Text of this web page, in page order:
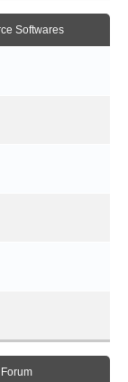
Softwares